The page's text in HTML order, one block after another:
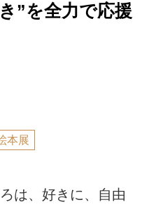
”を全力で応援
本展
は、好きに、自由